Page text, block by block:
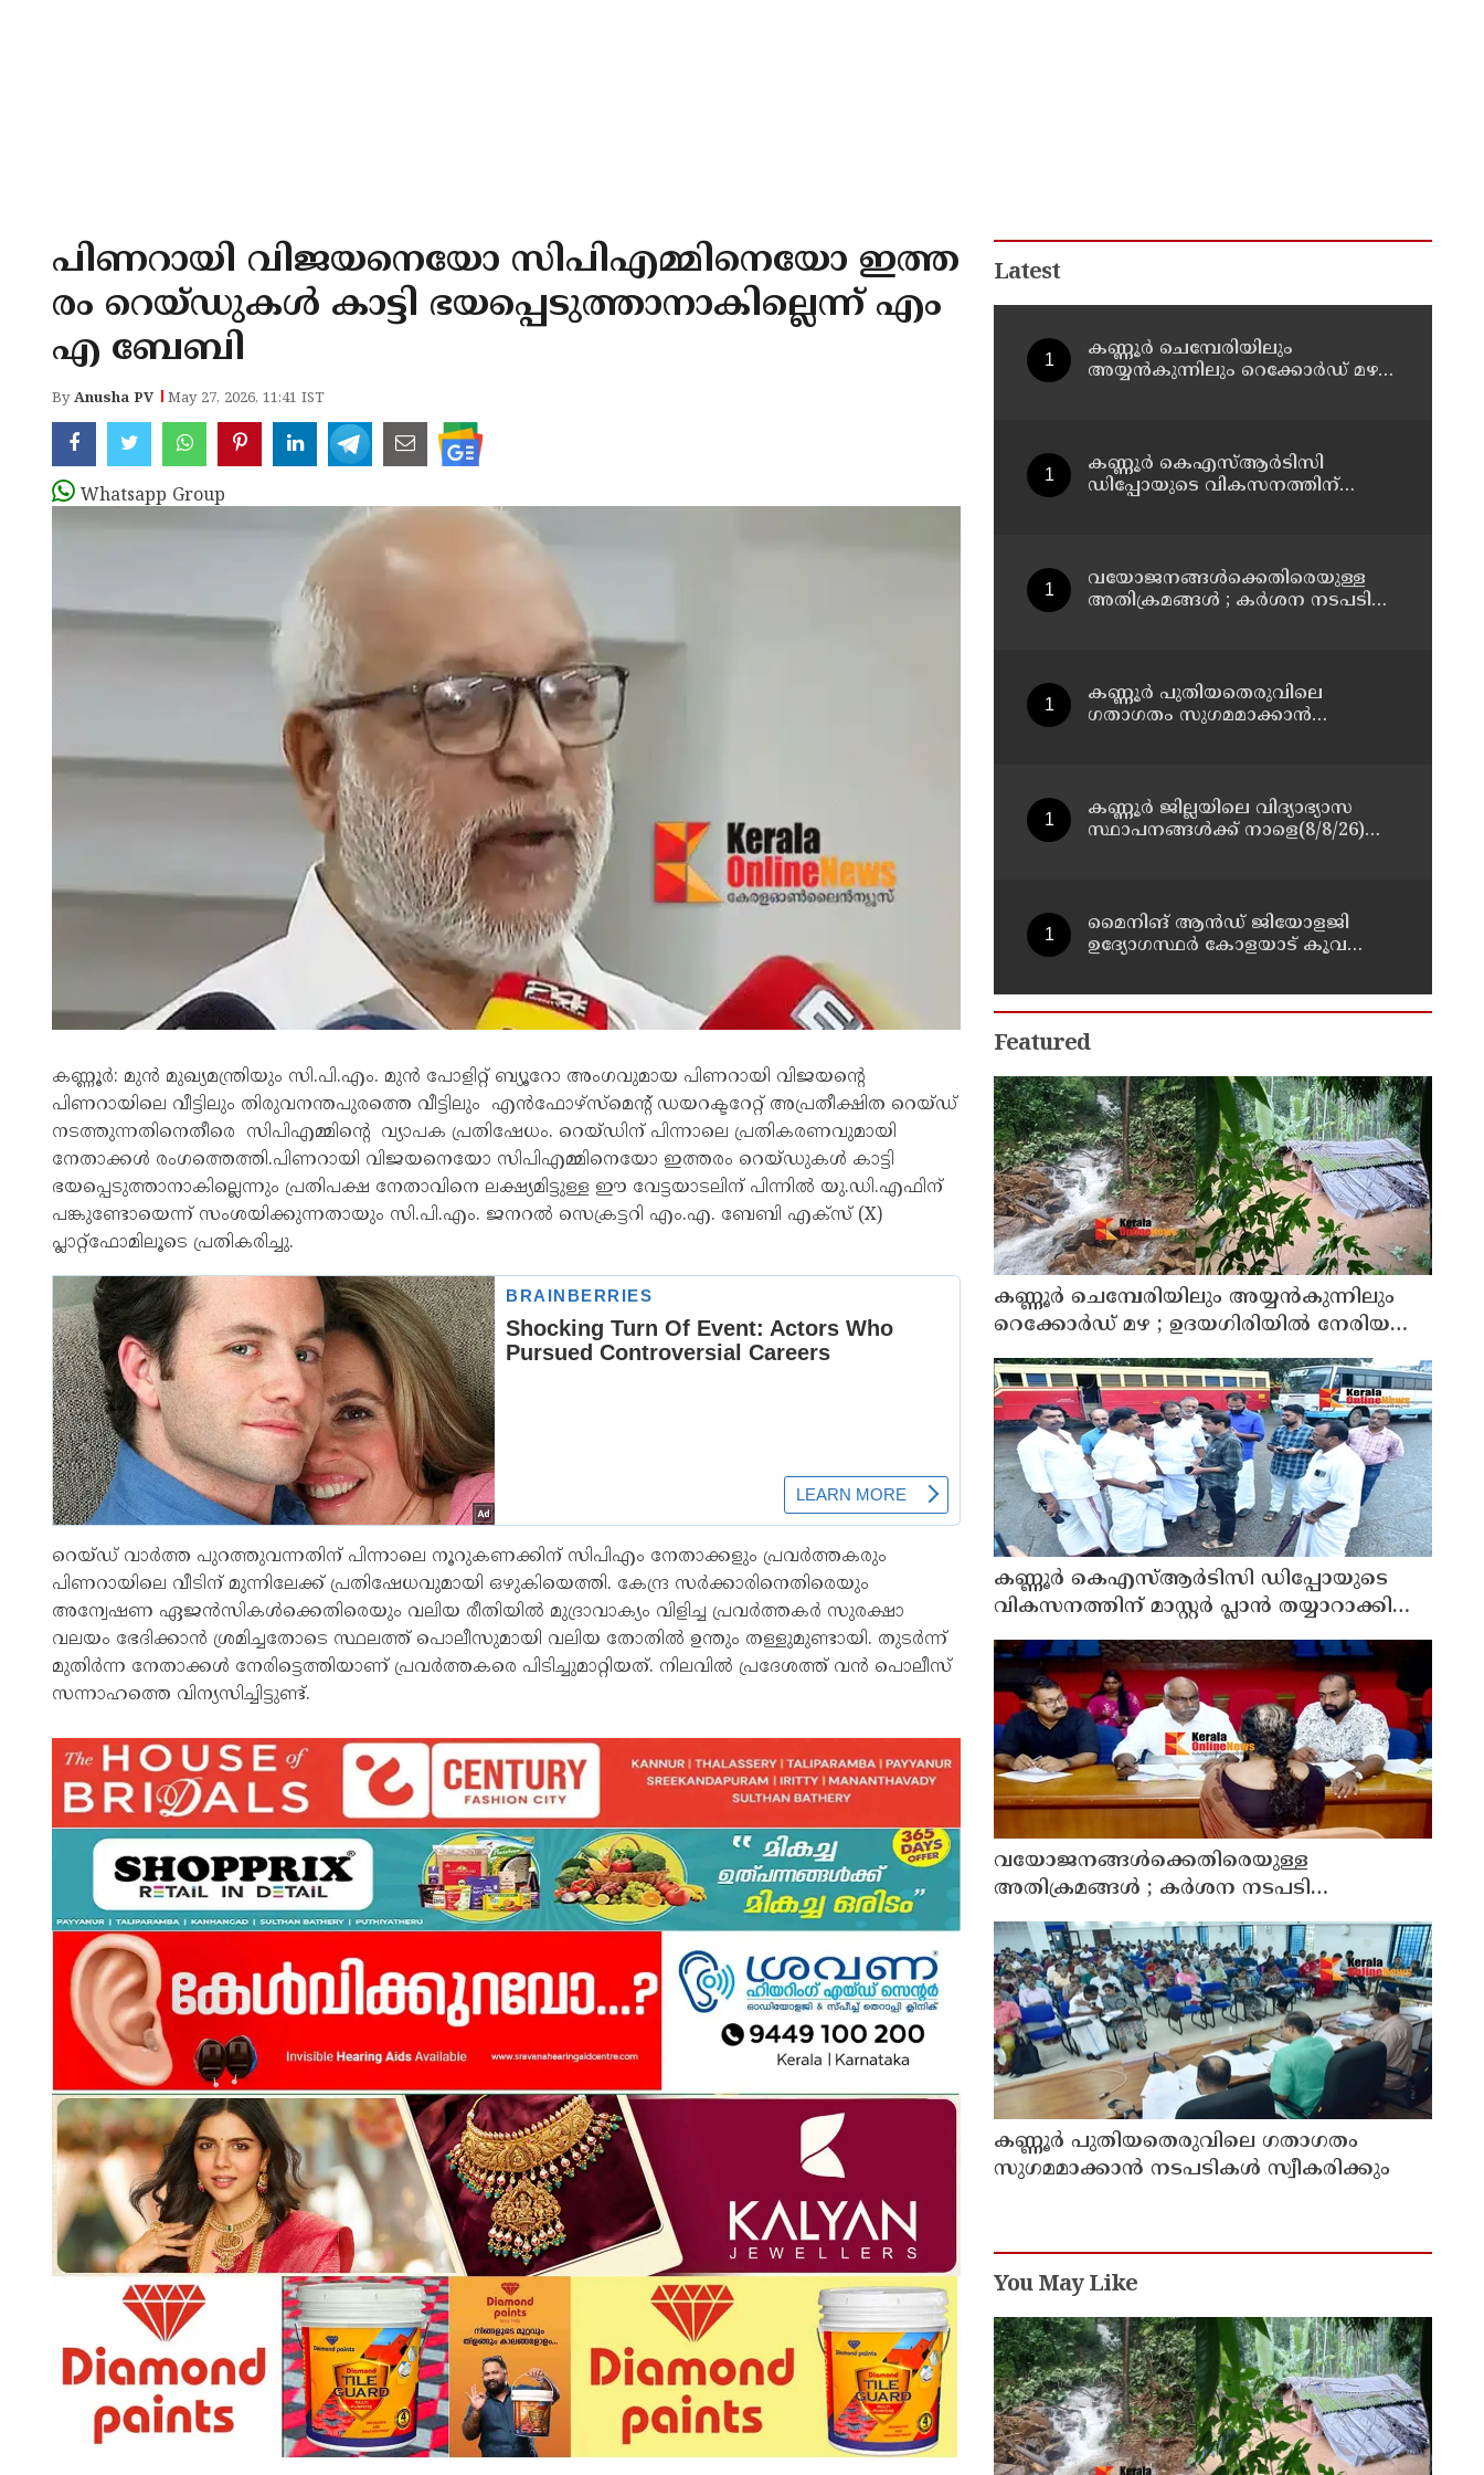
പിണറായി വിജയനെയോ സിപിഎമ്മിനെയോ ഇത്ത
രം റെയ്ഡുകൾ കാട്ടി ഭയപ്പെടുത്താനാകില്ലെന്ന് എം
എ ബേബി
ByAnusha PV May 27, 2026, 11:41 IST
Whatsapp Group
കണ്ണൂർ: മുൻ മുഖ്യമന്ത്രിയും സി.പി.എം. മുൻ പോളിറ്റ് ബ്യൂറോ അംഗവുമായ പിണറായി വിജയന്റെ
പിണറായിലെ വീട്ടിലും തിരുവനന്തപുരത്തെ വീട്ടിലും എൻഫോഴ്‌സ്‌മെന്റ് ഡയറക്ടറേറ്റ് അപ്രതീക്ഷിത റെയ്ഡ്
നടത്തുന്നതിനെതീരെ സിപിഎമ്മിന്റെ വ്യാപക പ്രതിഷേധം. റെയ്ഡിന് പിന്നാലെ പ്രതികരണവുമായി
നേതാക്കൾ രംഗത്തെത്തി.പിണറായി വിജയനെയോ സിപിഎമ്മിനെയോ ഇത്തരം റെയ്ഡുകൾ കാട്ടി
ഭയപ്പെടുത്താനാകില്ലെന്നും പ്രതിപക്ഷ നേതാവിനെ ലക്ഷ്യമിട്ടുള്ള ഈ വേട്ടയാടലിന് പിന്നിൽ യു.ഡി.എഫിന്
പങ്കുണ്ടോയെന്ന് സംശയിക്കുന്നതായും സി.പി.എം. ജനറൽ സെക്രട്ടറി എം.എ. ബേബി എക്സ് (X)
പ്ലാറ്റ്‌ഫോമിലൂടെ പ്രതികരിച്ചു.
റെയ്ഡ് വാർത്ത പുറത്തുവന്നതിന് പിന്നാലെ നൂറുകണക്കിന് സിപിഎം നേതാക്കളും പ്രവർത്തകരും
പിണറായിലെ വീടിന് മുന്നിലേക്ക് പ്രതിഷേധവുമായി ഒഴുകിയെത്തി. കേന്ദ്ര സർക്കാരിനെതിരെയും
അന്വേഷണ ഏജൻസികൾക്കെതിരെയും വലിയ രീതിയിൽ മുദ്രാവാക്യം വിളിച്ച പ്രവർത്തകർ സുരക്ഷാ
വലയം ഭേദിക്കാൻ ശ്രമിച്ചതോടെ സ്ഥലത്ത് പൊലീസുമായി വലിയ തോതിൽ ഉന്തും തള്ളുമുണ്ടായി. തുടർന്ന്
മുതിർന്ന നേതാക്കൾ നേരിട്ടെത്തിയാണ് പ്രവർത്തകരെ പിടിച്ചുമാറ്റിയത്. നിലവിൽ പ്രദേശത്ത് വൻ പൊലീസ്
സന്നാഹത്തെ വിന്യസിച്ചിട്ടുണ്ട്.
Latest
കണ്ണൂർ ചെമ്പേരിയിലും
അയ്യൻകുന്നിലും റെക്കോർഡ് മഴ ;
കണ്ണൂർ കെഎസ്ആർടിസി
ഡിപ്പോയുടെ വികസനത്തിന്
വയോജനങ്ങൾക്കെതിരെയുള്ള
അതിക്രമങ്ങൾ ; കർശന നടപടി
കണ്ണൂർ പുതിയതെരുവിലെ
ഗതാഗതം സുഗമമാക്കാന്‍
കണ്ണൂർ ജില്ലയിലെ വിദ്യാഭ്യാസ
സ്ഥാപനങ്ങള്‍ക്ക് നാളെ(8/8/26)
മൈനിങ് ആൻഡ്​ ജിയോളജി
ഉദ്യോഗസ്ഥർ കോളയാട് കൂവ
Featured
കണ്ണൂർ ചെമ്പേരിയിലും അയ്യൻകുന്നിലും
റെക്കോർഡ് മഴ ; ഉദയഗിരിയിൽ നേരിയ
ഉരുൾപൊട്ടൽ; 13 പേരെ ക്യാമ്പിലേക്ക് മാറ്റി
കണ്ണൂർ കെഎസ്ആർടിസി ഡിപ്പോയുടെ
വികസനത്തിന് മാസ്റ്റർ പ്ലാൻ തയ്യാറാക്കി
സമർപ്പിക്കും : ടി ഒ മോഹനൻ എം എൽ എ
വയോജനങ്ങൾക്കെതിരെയുള്ള
അതിക്രമങ്ങൾ ; കർശന നടപടി
സ്വീകരിക്കുമെന്ന് കമ്മീഷൻ
കണ്ണൂർ പുതിയതെരുവിലെ ഗതാഗതം
സുഗമമാക്കാന്‍ നടപടികള്‍ സ്വീകരിക്കും
You May Like